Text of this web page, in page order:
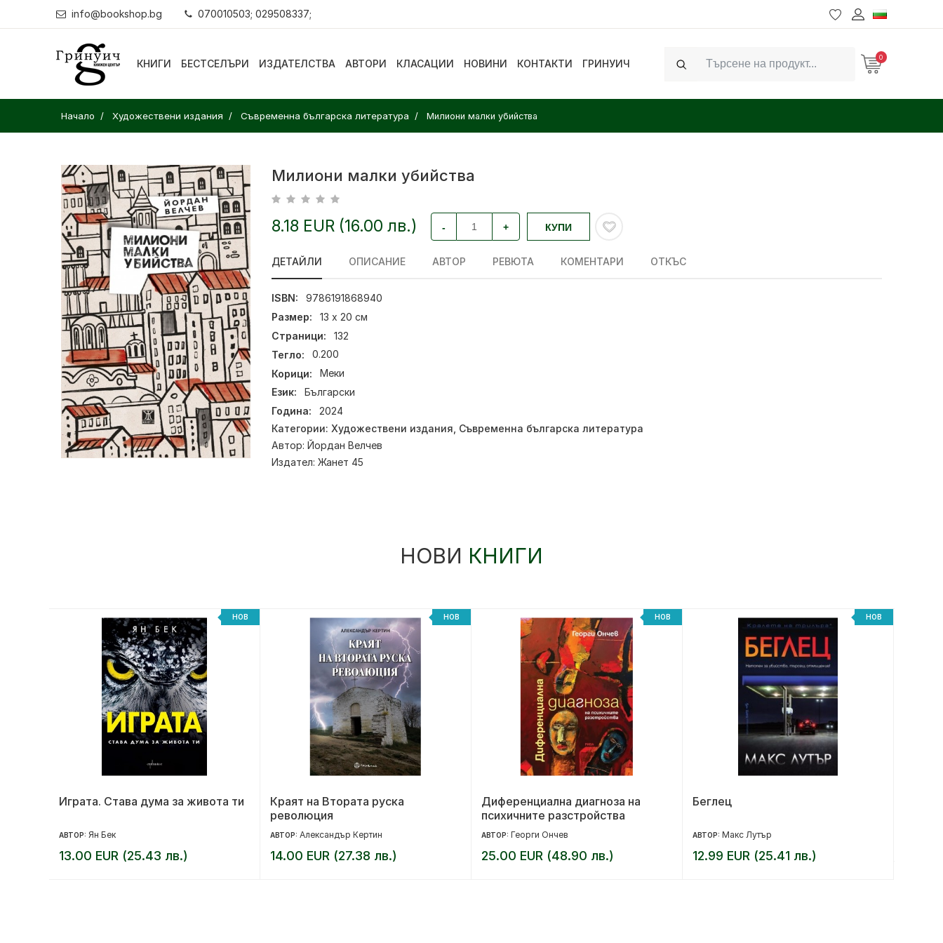
info@bookshop.bg 070010503; 029508337;
КНИГИ БЕСТСЕЛЪРИ ИЗДАТЕЛСТВА АВТОРИ КЛАСАЦИИ НОВИНИ КОНТАКТИ ГРИНУИЧ
Search
0
Начало Художествени издания Съвременна българска литература Милиони малки убийства
Милиони малки убийства
8.18 EUR (16.00 лв.) - + КУПИ
ДЕТАЙЛИ ОПИСАНИЕ АВТОР РЕВЮТА КОМЕНТАРИ ОТКЪС
ISBN:
9786191868940
Размер:
13 х 20 см
Страници:
132
Тегло:
0.200
Корици:
Меки
Език:
Български
Година:
2024
Категории: Художествени издания, Съвременна българска литература
Автор: Йордан Велчев
Издател: Жанет 45
НОВИ КНИГИ
НОВ
Играта. Става дума за живота ти
АВТОР: Ян Бек
13.00 EUR (25.43 лв.)
НОВ
Краят на Втората руска
революция
АВТОР: Александър Кертин
14.00 EUR (27.38 лв.)
НОВ
Диференциална диагноза на
психичните разстройства
АВТОР: Георги Ончев
25.00 EUR (48.90 лв.)
НОВ
Беглец
АВТОР: Макс Лутър
12.99 EUR (25.41 лв.)